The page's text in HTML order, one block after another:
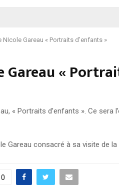
Gareau « Portraits d’enfants »
«
« Portraits d’enfants ». Ce sera
consacré à sa visite de
0